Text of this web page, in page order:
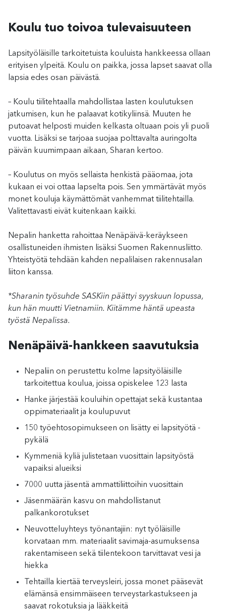
Koulu tuo toivoa tulevaisuuteen
Lapsityöläisille tarkoitetuista kouluista hankkeessa ollaan
erityisen ylpeitä. Koulu on paikka, jossa lapset saavat olla
lapsia edes osan päivästä.
– Koulu tiilitehtaalla mahdollistaa lasten koulutuksen
jatkumisen, kun he palaavat kotikyliinsä. Muuten he
putoavat helposti muiden kelkasta oltuaan pois yli puoli
vuotta. Lisäksi se tarjoaa suojaa polttavalta auringolta
päivän kuumimpaan aikaan, Sharan kertoo.
– Koulutus on myös sellaista henkistä pääomaa, jota
kukaan ei voi ottaa lapselta pois. Sen ymmärtävät myös
monet kouluja käymättömät vanhemmat tiilitehtailla.
Valitettavasti eivät kuitenkaan kaikki.
Nepalin hanketta rahoittaa Nenäpäivä-keräykseen
osallistuneiden ihmisten lisäksi Suomen Rakennusliitto.
Yhteistyötä tehdään kahden nepalilaisen rakennusalan
liiton kanssa.
*Sharanin työsuhde SASKiin päättyi syyskuun lopussa,
kun hän muutti Vietnamiin. Kiitämme häntä upeasta
työstä Nepalissa.
Nenäpäivä-hankkeen saavutuksia
Nepaliin on perustettu kolme lapsityöläisille
tarkoitettua koulua, joissa opiskelee 123 lasta
Hanke järjestää kouluihin opettajat sekä kustantaa
oppimateriaalit ja koulupuvut
150 työehtosopimukseen on lisätty ei lapsityötä -
pykälä
Kymmeniä kyliä julistetaan vuosittain lapsityöstä
vapaiksi alueiksi
7000 uutta jäsentä ammattiliittoihin vuosittain
Jäsenmäärän kasvu on mahdollistanut
palkankorotukset
Neuvotteluyhteys työnantajiin: nyt työläisille
korvataan mm. materiaalit savimaja-asumuksensa
rakentamiseen sekä tiilentekoon tarvittavat vesi ja
hiekka
Tehtailla kiertää terveysleiri, jossa monet pääsevät
elämänsä ensimmäiseen terveystarkastukseen ja
saavat rokotuksia ja lääkkeitä